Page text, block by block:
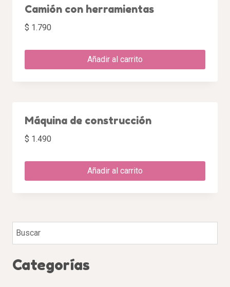
Camión con herramientas
$ 1.790
Añadir al carrito
Máquina de construcción
$ 1.490
Añadir al carrito
Categorías